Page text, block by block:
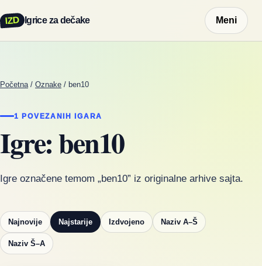
IZD Igrice za dečake Meni
Početna / Oznake / ben10
1 POVEZANIH IGARA
Igre: ben10
Igre označene temom „ben10” iz originalne arhive sajta.
Najnovije Najstarije Izdvojeno Naziv A–Š
Naziv Š–A